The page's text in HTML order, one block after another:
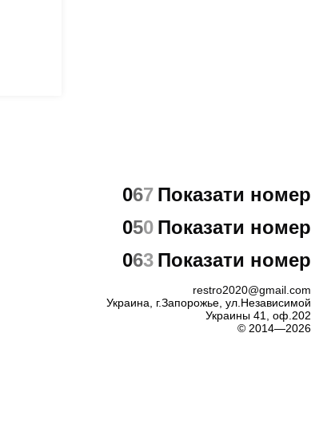
067 Показати номер
050 Показати номер
063 Показати номер
restro2020@gmail.com
Украина, г.Запорожье, ул.Независимой
Украины 41, оф.202
© 2014—2026